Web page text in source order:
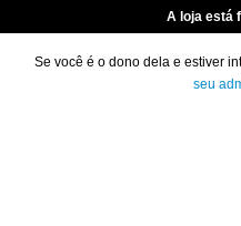
A loja está
Se você é o dono dela e estiver
seu